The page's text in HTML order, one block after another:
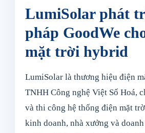
LumiSolar phát
pháp GoodWe
mặt trời hybrid
LumiSolar là thương hiệu điện
TNHH Công nghệ Việt Số Hoá,
và thi công hệ thống điện mặt
kinh doanh, nhà xưởng và